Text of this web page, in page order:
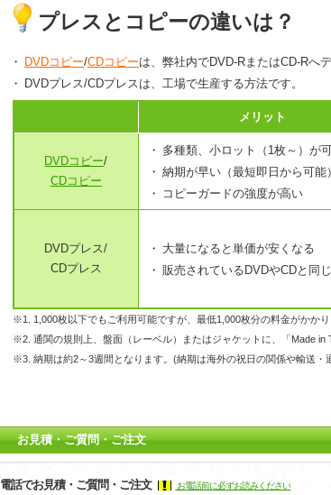
プレスとコピーの違いは？
DVDコピー/CDコピーは、弊社内でDVD-RまたはCD-Rへ
DVDプレス/CDプレスは、工場で生産する方法です。
メリット
DVDコピー/
CDコピー
多種類、小ロット（1枚～）が
納期が早い（最短即日から可能）
コピーガードの強度が高い
DVDプレス/
CDプレス
大量になると単価が安くなる
販売されているDVDやCDと同
※1. 1,000枚以下でもご利用可能ですが、最低1,000枚分の料金がかかり
※2. 通関の規則上、盤面（レーベル）またはジャケットに、「Made in
※3. 納期は約2～3週間となります。(納期は海外の祝日の関係や輸送・
お見積・ご質問・ご注文
電話でお見積・ご質問・ご注文 お電話前に必ずお読みください